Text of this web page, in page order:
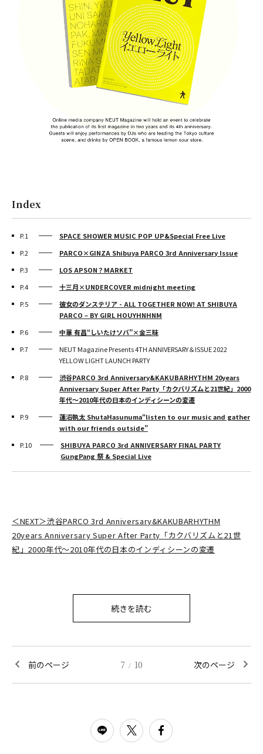
Index
P.1
SPACE SHOWER MUSIC POP UP&Special Free Live
P.2
PARCO×GINZA Shibuya PARCO 3rd Anniversary Issue
P.3
LOS APSON？MARKET
P.4
十三月×UNDERCOVER midnight meeting
P.5
彼女のダンステリア - ALL TOGETHER NOW! AT SHIBUYA
PARCO – BY GIRL HOUYHNHNM
P.6
中華 有昌“しいたけソバ”×金三昧
P.7
NEUT Magazine Presents 4TH ANNIVERSARY＆ISSUE 2022
YELLOW LIGHT LAUNCH PARTY
P.8
渋谷PARCO 3rd Anniversary&KAKUBARHYTHM 20years
Anniversary Super After Party「カクバリズムと21世紀」2000
年代～2010年代の日本のインディシーンの変遷
P.9
蓮沼執太 ShutaHasunuma“listen to our music and gather
with our friends outside”
P.10
SHIBUYA PARCO 3rd ANNIVERSARY FINAL PARTY
GungPang 祭 & Special Live
＜NEXT＞渋谷PARCO 3rd Anniversary&KAKUBARHYTHM
20years Anniversary Super After Party「カクバリズムと21世
紀」2000年代～2010年代の日本のインディシーンの変遷
続きを読む
前のページ 7 / 10 次のページ